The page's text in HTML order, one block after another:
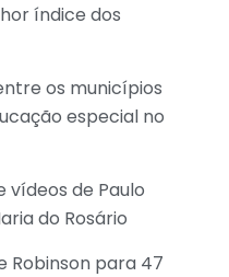
índice dos
os municípios
especial no
vídeos de Paulo
do Rosário
Robinson para 47